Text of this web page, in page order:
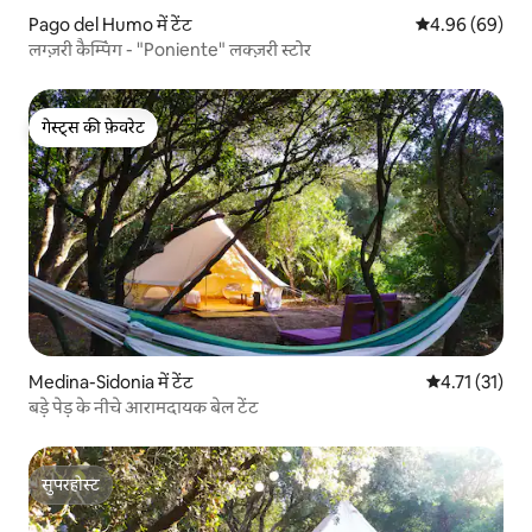
Pago del Humo में टेंट औसत रेटिंग 5 में
4.96 (69)
लग्ज़री कैम्पिंग - "Poniente" लक्ज़री स्टोर
गेस्ट्स की फ़ेवरेट
गेस्ट्स की फ़ेवरेट
Medina-Sidonia में टेंट औसत रेटिंग 5 में
4.71 (31)
बड़े पेड़ के नीचे आरामदायक बेल टेंट
सुपरहोस्ट
सुपरहोस्ट